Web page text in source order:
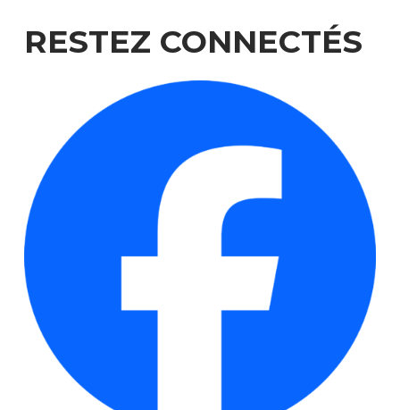
RESTEZ CONNECTÉS